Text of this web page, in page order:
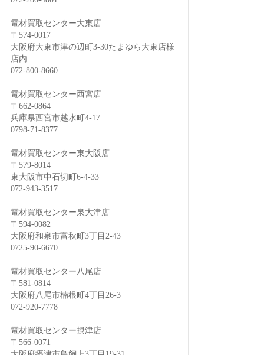
電材買取センター大東店
〒574-0017
大阪府大東市津の辺町3-30たまゆら大東店様
店内
072-800-8660
電材買取センター西宮店
〒662-0864
兵庫県西宮市越水町4-17
0798-71-8377
電材買取センター東大阪店
〒579-8014
東大阪市中石切町6-4-33
072-943-3517
電材買取センター泉大津店
〒594-0082
大阪府和泉市富秋町3丁目2-43
0725-90-6670
電材買取センター八尾店
〒581-0814
大阪府八尾市楠根町4丁目26-3
072-920-7778
電材買取センター摂津店
〒566-0071